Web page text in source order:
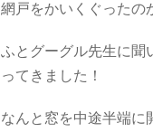
網戸をかいくぐったの
ふとグーグル先生に聞
ってきました！
なんと窓を中途半端に